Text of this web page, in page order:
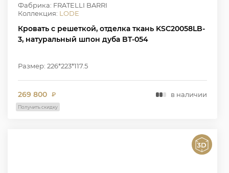
Фабрика: FRATELLI BARRI
Коллекция: LODE
Кровать с решеткой, отделка ткань KSC20058LB-
3, натуральный шпон дуба BT-054
Размер: 226*223*117.5
269 800 ₽ в наличии
Получить скидку